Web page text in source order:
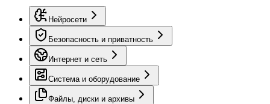
Нейросети
Безопасность и приватность
Интернет и сеть
Система и оборудование
Файлы, диски и архивы